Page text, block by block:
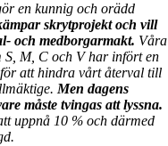
en kunnig och orädd
skrytprojekt och vill
och medborgarmakt. Våra
S, M, C och V har infört en
att hindra vårt återval till
Men dagens
måste tvingas att lyssna.
uppnå 10 % och därmed